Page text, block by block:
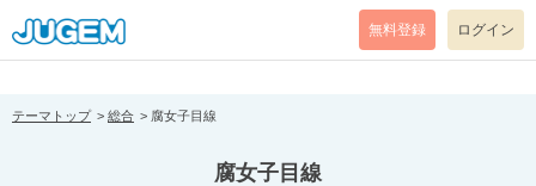
[pear_error: message="Success" code=0 mode=return level=notice
prefix="" info=""]
無料登録 ログイン
テーマトップ 総合 腐女子目線
腐女子目線